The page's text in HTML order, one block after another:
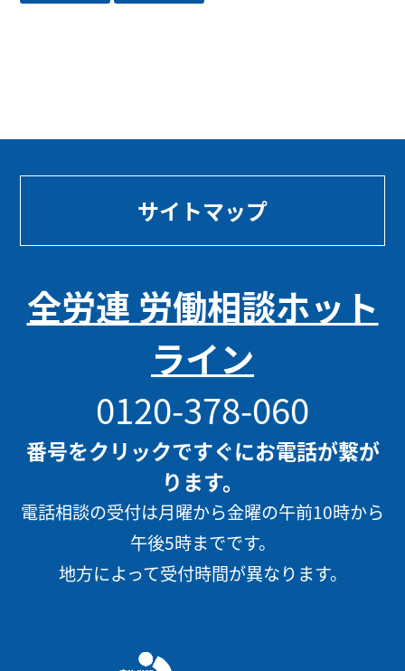
サイトマップ
全労連 労働相談ホット
ライン
0120-378-060
番号をクリックですぐにお電話が繋が
ります。
電話相談の受付は月曜から金曜の午前10時から
午後5時までです。
地方によって受付時間が異なります。